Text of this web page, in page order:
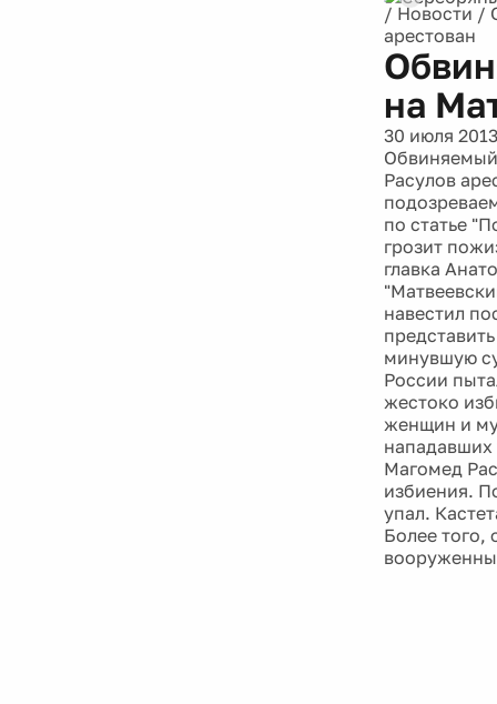
/ Новости /
арестован
на
30 июля 2013
Расулов
по статье
грозит
главка
навестил
минувшую
России
жестоко
женщин и
нападавших
Магомед
избиения.
упал.
Более того,